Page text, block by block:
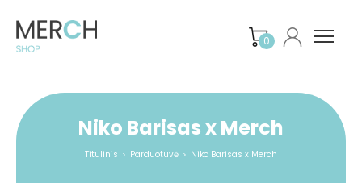
0
Niko Barisas x Merch
Titulinis > Parduotuvė > Niko Barisas x Merch